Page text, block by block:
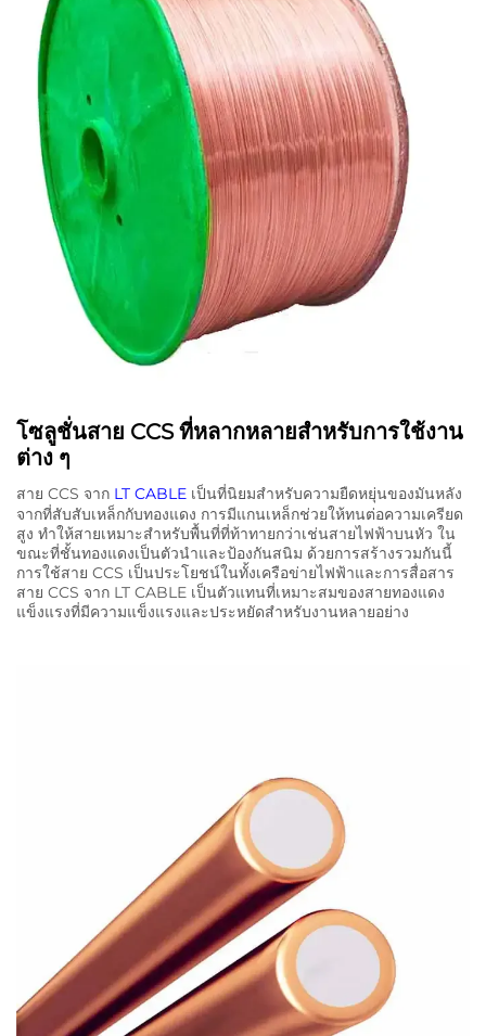
โซลูชั่นสาย CCS ที่หลากหลายสําหรับการใช้งาน
ต่าง ๆ
สาย CCS จาก LT CABLE เป็นที่นิยมสําหรับความยืดหยุ่นของมันหลัง
จากที่สับสับเหล็กกับทองแดง การมีแกนเหล็กช่วยให้ทนต่อความเครียด
สูง ทําให้สายเหมาะสําหรับพื้นที่ที่ท้าทายกว่าเช่นสายไฟฟ้าบนหัว ใน
ขณะที่ชั้นทองแดงเป็นตัวนําและป้องกันสนิม ด้วยการสร้างรวมกันนี้
การใช้สาย CCS เป็นประโยชน์ในทั้งเครือข่ายไฟฟ้าและการสื่อสาร
สาย CCS จาก LT CABLE เป็นตัวแทนที่เหมาะสมของสายทองแดง
แข็งแรงที่มีความแข็งแรงและประหยัดสําหรับงานหลายอย่าง